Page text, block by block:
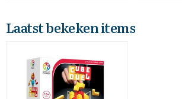
Laatst bekeken items